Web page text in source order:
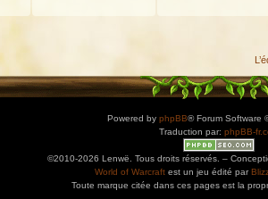
Powered by phpBB® Forum Software
Traduction par: phpBB-
©2010-2026 Lenwë. Tous droits réservés. –
World of Warcraftest un jeu édité par
Toute marque citée dans ces pages est la